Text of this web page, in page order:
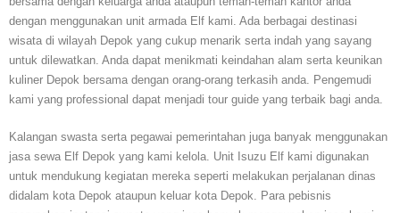
dengan menggunakan unit armada Elf kami. Ada berbagai destinasi
wisata di wilayah Depok yang cukup menarik serta indah yang sayang
untuk dilewatkan. Anda dapat menikmati keindahan alam serta keunikan
kuliner Depok bersama dengan orang-orang terkasih anda. Pengemudi
kami yang professional dapat menjadi tour guide yang terbaik bagi anda.
Kalangan swasta serta pegawai pemerintahan juga banyak menggunakan
jasa sewa Elf Depok yang kami kelola. Unit Isuzu Elf kami digunakan
untuk mendukung kegiatan mereka seperti melakukan perjalanan dinas
didalam kota Depok ataupun keluar kota Depok. Para pebisnis